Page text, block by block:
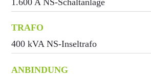
TRAFO
400 kVA NS-Inseltrafo
ANBINDUNG